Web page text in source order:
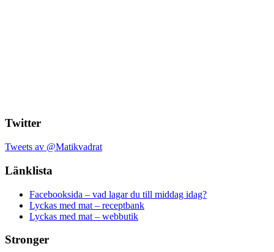
Twitter
Tweets av @Matikvadrat
Länklista
Facebooksida – vad lagar du till middag idag?
Lyckas med mat – receptbank
Lyckas med mat – webbutik
Stronger